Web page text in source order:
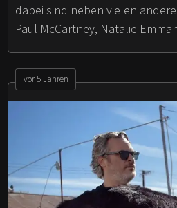
dabei sind neben vielen
Paul McCartney, Natalie
vor 5 Jahren